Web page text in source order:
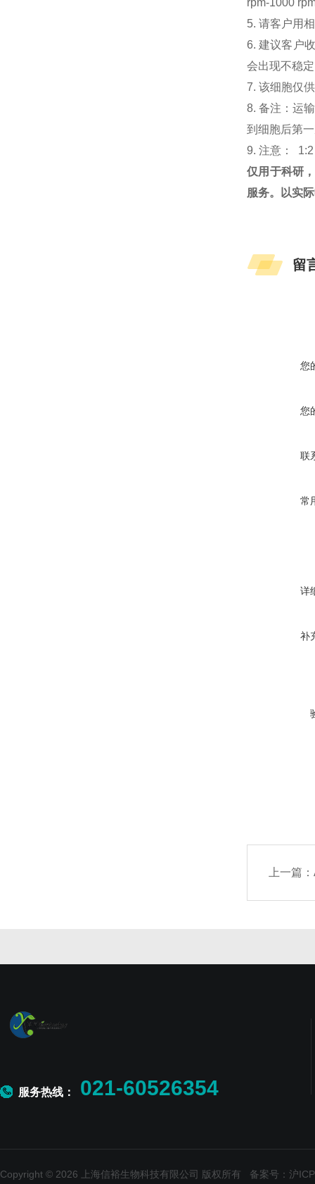
rpm-1000
5. 请客户用
6. 建议客户
会出现不稳
7. 该细胞仅
8. 备注：运
到细胞后第
9. 注意： 1:2
仅用于科研
服务。以实
留
您
您
联
常
详
补
上一篇：
服务热线： 021-60526354
Copyright © 2026 上海信裕生物科技有限公司 版权所有 备案号：沪